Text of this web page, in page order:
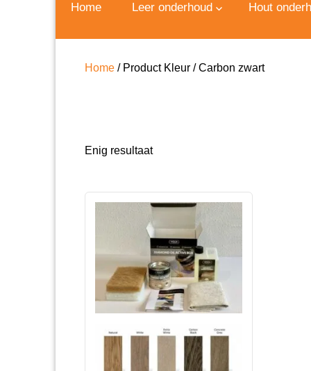
Home Leer onderhoud Hout
Home/ Product Kleur / Carbon zwart
Enig resultaat